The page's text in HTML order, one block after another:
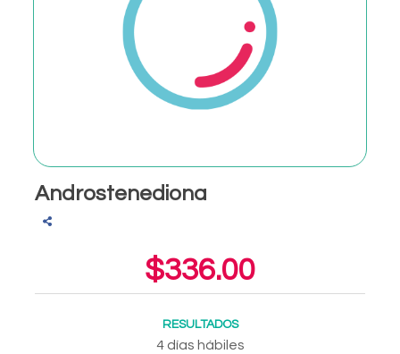
Androstenediona
$336.00
RESULTADOS
4 días hábiles